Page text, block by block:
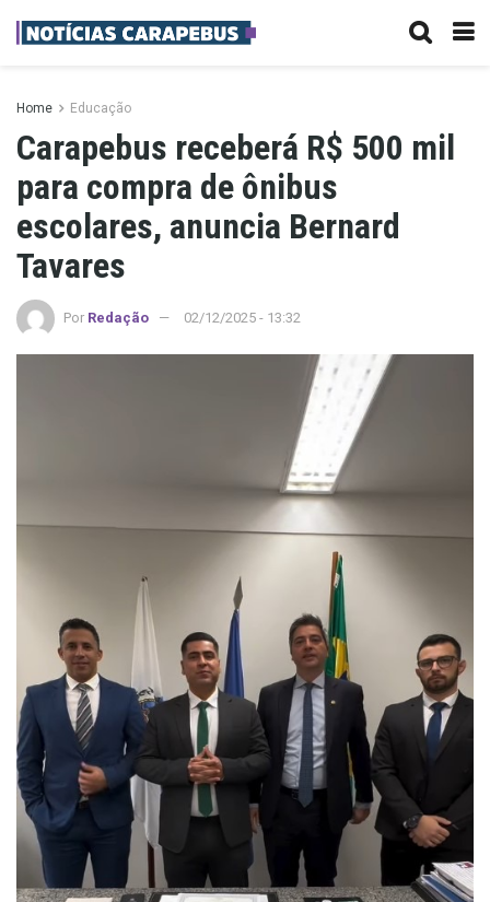
Home Educação
Carapebus receberá R$ 500 mil
para compra de ônibus
escolares, anuncia Bernard
Tavares
Por Redação 02/12/2025 - 13:32